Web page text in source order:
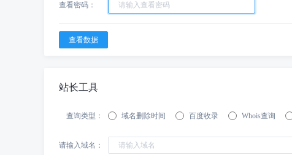
查看密码：
站长工具
查询类型： 域名删除时间 百度收录 Whois查询
请输入域名：